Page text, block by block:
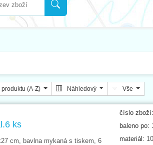
produktu (A-Z) Náhledový Vše
číslo zboží:
baleno po:
materiál:
ks
cm, bavlna mykaná s tiskem, 6